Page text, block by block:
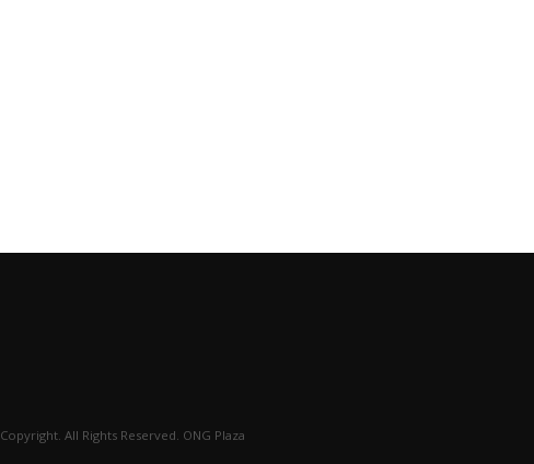
Copyright. All Rights Reserved. ONG Plaza